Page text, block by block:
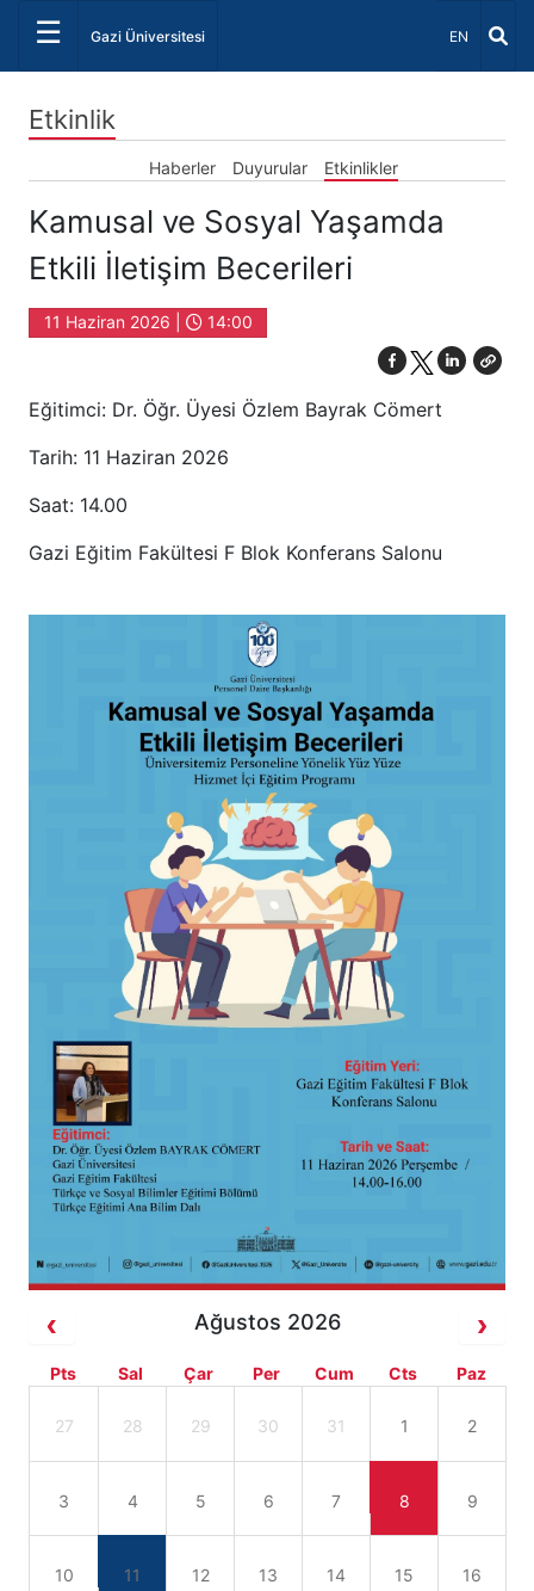
☰ Gazi Üniversitesi Dil Seçiniz
EN
Etkinlik
Haberler Duyurular Etkinlikler
Kamusal ve Sosyal Yaşamda
Etkili İletişim Becerileri
11 Haziran 2026 | 14:00
Eğitimci: Dr. Öğr. Üyesi Özlem Bayrak Cömert
Tarih: 11 Haziran 2026
Saat: 14.00
Gazi Eğitim Fakültesi F Blok Konferans Salonu
Ağustos 2026
Pts Sal Çar Per Cum Cts Paz
27 28 29 30 31 1 2
3 4 5 6 7 8 9
10 11 12 13 14 15 16